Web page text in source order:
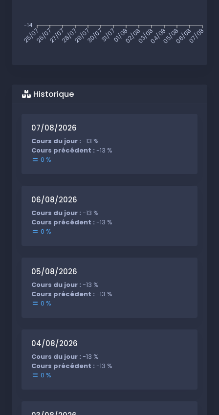
-14
25/0726/0727/0728/0729/0730/0731/0701/0802/0803/0804/0805/0806/0807/08
Historique
07/08/2026
Cours du jour : -13 %
Cours précédent : -13 %
0 %
06/08/2026
Cours du jour : -13 %
Cours précédent : -13 %
0 %
05/08/2026
Cours du jour : -13 %
Cours précédent : -13 %
0 %
04/08/2026
Cours du jour : -13 %
Cours précédent : -13 %
0 %